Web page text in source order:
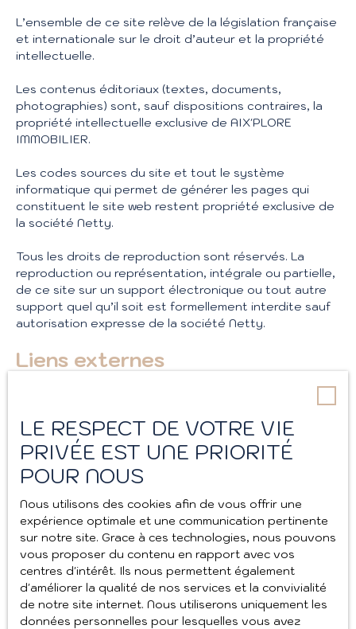
L’ensemble de ce site relève de la législation française
et internationale sur le droit d’auteur et la propriété
intellectuelle.
Les contenus éditoriaux (textes, documents,
photographies) sont, sauf dispositions contraires, la
propriété intellectuelle exclusive de AIX'PLORE
IMMOBILIER.
Les codes sources du site et tout le système
informatique qui permet de générer les pages qui
constituent le site web restent propriété exclusive de
la société Netty.
Tous les droits de reproduction sont réservés. La
reproduction ou représentation, intégrale ou partielle,
de ce site sur un support électronique ou tout autre
support quel qu’il soit est formellement interdite sauf
autorisation expresse de la société Netty.
Liens externes
Ces liens ne constituent, en aucun cas, une
approbation ou un partenariat entre AIX'PLORE
IMMOBILIER et les sociétés éditrices des sites
externes. Dès lors, l’éditeur du présent site ne saurait
être tenu responsable de leurs contenus, leurs
produits, leurs publicités ou tous éléments ou services
présentés. En outre, l’éditeur du présent site ne
garantit pas la qualité permanente et continue du
contenu de ces sites.
Force majeure
LE RESPECT DE VOTRE VIE
PRIVÉE EST UNE PRIORITÉ
POUR NOUS
Nous utilisons des cookies afin de vous offrir une
expérience optimale et une communication pertinente
sur notre site. Grace à ces technologies, nous pouvons
vous proposer du contenu en rapport avec vos
centres d'intérêt. Ils nous permettent également
d'améliorer la qualité de nos services et la convivialité
de notre site internet. Nous utiliserons uniquement les
données personnelles pour lesquelles vous avez